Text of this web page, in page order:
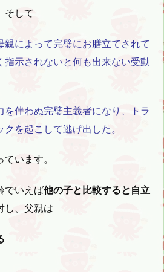
そして
親によって完璧にお膳立てされて
指示されないと何も出来ない受動
を伴わぬ完璧主義者になり、トラ
を起こして逃げ出した。
います。
でいえば他の子と比較すると自立
し、父親は